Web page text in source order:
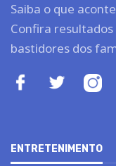
Saiba o que
Confira
bastidores dos
ENTRETENIMENTO